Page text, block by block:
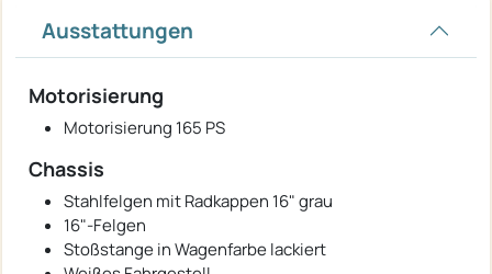
Ausstattungen
Motorisierung
Motorisierung 165 PS
Chassis
Stahlfelgen mit Radkappen 16" grau
16"-Felgen
Stoßstange in Wagenfarbe lackiert